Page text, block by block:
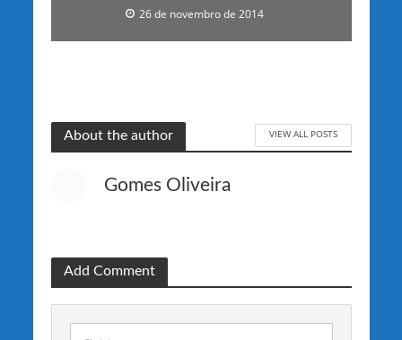
26 de novembro de 2014
About the author VIEW ALL POSTS
Gomes Oliveira
Add Comment